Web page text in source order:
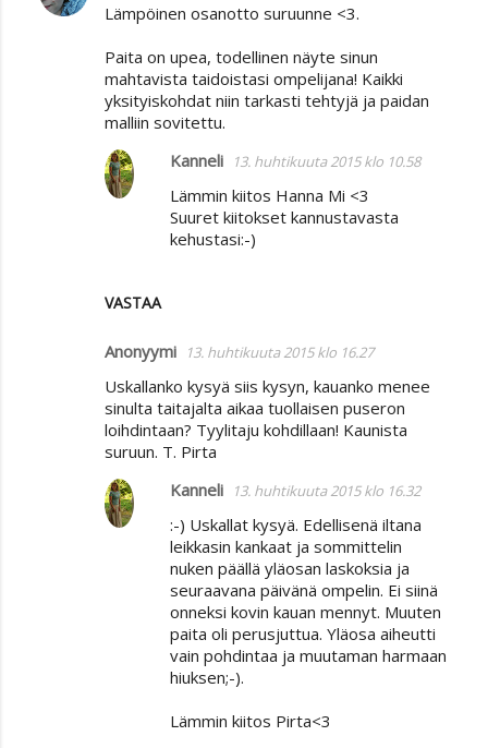
Lämpöinen osanotto suruunne <3.
Paita on upea, todellinen näyte sinun
mahtavista taidoistasi ompelijana! Kaikki
yksityiskohdat niin tarkasti tehtyjä ja paidan
malliin sovitettu.
VASTAA
Kanneli 13. huhtikuuta 2015 klo 10.58
Lämmin kiitos Hanna Mi <3
Suuret kiitokset kannustavasta
kehustasi:-)
Anonyymi 13. huhtikuuta 2015 klo 16.27
Uskallanko kysyä siis kysyn, kauanko menee
sinulta taitajalta aikaa tuollaisen puseron
loihdintaan? Tyylitaju kohdillaan! Kaunista
suruun. T. Pirta
Kanneli 13. huhtikuuta 2015 klo 16.32
:-) Uskallat kysyä. Edellisenä iltana
leikkasin kankaat ja sommittelin
nuken päällä yläosan laskoksia ja
seuraavana päivänä ompelin. Ei siinä
onneksi kovin kauan mennyt. Muuten
paita oli perusjuttua. Yläosa aiheutti
vain pohdintaa ja muutaman harmaan
hiuksen;-).
Lämmin kiitos Pirta<3